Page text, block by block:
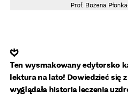
Prof. Bożena
❦
Ten wysmakowany edytorsko
lektura na lato! Dowiedzieć się
wyglądała historia leczenia